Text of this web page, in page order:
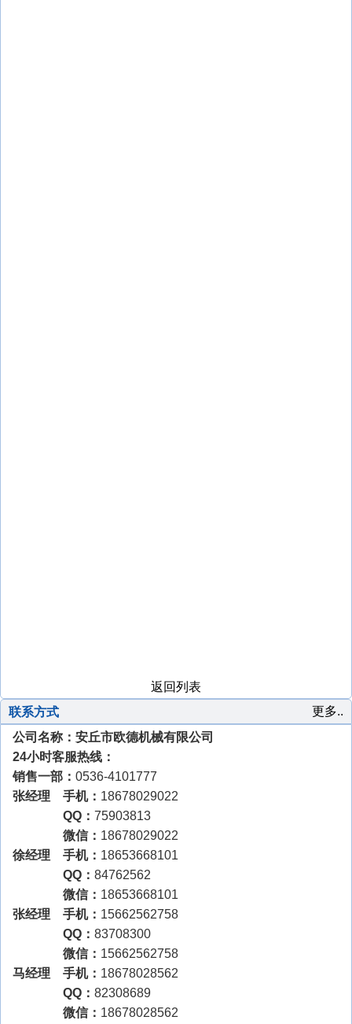
返回列表
更多..
联系方式
公司名称：安丘市欧德机械有限公司
24小时客服热线：
销售一部： 0536-4101777
张经理 手机： 18678029022
QQ： 75903813
微信： 18678029022
徐经理 手机： 18653668101
QQ： 84762562
微信： 18653668101
张经理 手机： 15662562758
QQ： 83708300
微信： 15662562758
马经理 手机： 18678028562
QQ： 82308689
微信： 18678028562